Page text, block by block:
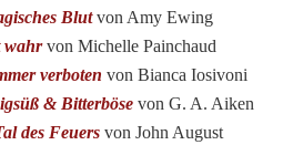
Blutvon Amy Ewing
wahrvon Michelle Painchaud
verboten von Bianca Iosivoni
& Bitterböse von G. A. Aiken
des Feuersvon John August